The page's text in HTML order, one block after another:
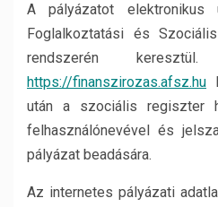
A pályázatot
Foglalkoztatási és
rendszerén
https://finanszirozas.afsz.hu
után a szociális regiszter
felhasználónevével és
pályázat beadására.
Az internetes pályázati